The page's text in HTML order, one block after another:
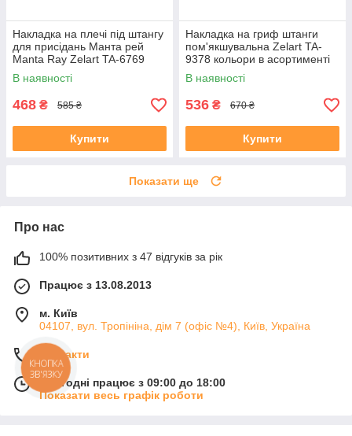
Накладка на плечі під штангу
для присідань Манта рей
Manta Ray Zelart TA-6769
чорний
В наявності
468 ₴ 585 ₴
Купити
Накладка на гриф штанги
пом'якшувальна Zelart TA-
9378 кольори в асортименті
В наявності
536 ₴ 670 ₴
Купити
Показати ще
Про нас
100% позитивних з 47 відгуків за рік
Працює з 13.08.2013
м. Київ
04107, вул. Тропініна, дім 7 (офіс №4), Київ, Україна
Контакти
Сьогодні працює з 09:00 до 18:00
Показати весь графік роботи
КНОПКА
ЗВ'ЯЗКУ